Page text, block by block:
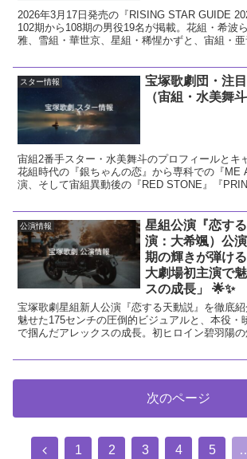
2026年3月17日発売の『RISING STAR GUIDE
102期から108期の男役19名が掲載。花組・希波
雅、雪組・華世京、星組・稀惺かずと、宙組・
スターたちの魅力、トップスターとの共演、ブ
紹介します。
スター情報
宝塚歌劇団・注
（宙組・水美舞斗
宙組2番手スター・水美舞斗のプロフィールとキ
花組時代の『銀ちゃんの恋』から専科での『ME
演、そして宙組異動後の『RED STONE』『
公演情報
星組公演『恋す
演：大希颯）公
期の輝きが弾け
大劇場初主演で
スの成長」 🌟✨
宝塚歌劇星組新人公演『恋する天動説』を徹底
魅せた175センチの圧倒的ビジュアルと、本役・
で掴んだアレックスの成長。初ヒロイン碧羽陽の
次のページ
1 2 3 4 5